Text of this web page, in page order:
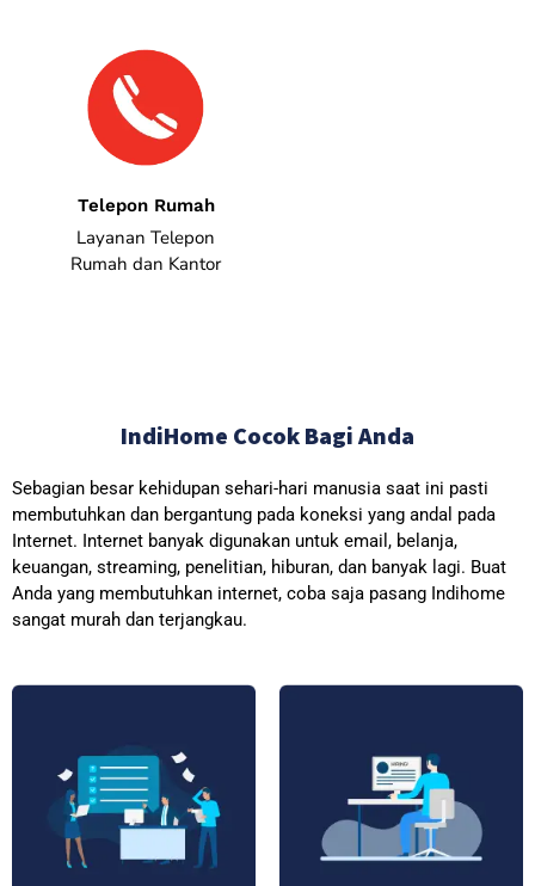
Telepon Rumah
Layanan Telepon
Rumah dan Kantor
IndiHome Cocok Bagi Anda
Sebagian besar kehidupan sehari-hari manusia saat ini pasti
membutuhkan dan bergantung pada koneksi yang andal pada
Internet. Internet banyak digunakan untuk email, belanja,
keuangan, streaming, penelitian, hiburan, dan banyak lagi. Buat
Anda yang membutuhkan internet, coba saja pasang Indihome
sangat murah dan terjangkau.